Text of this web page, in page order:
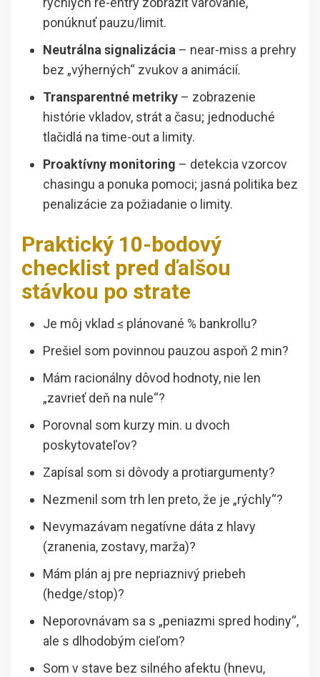
ponúknuť pauzu/limit.
Neutrálna signalizácia – near-miss a prehry
bez „výherných“ zvukov a animácií.
Transparentné metriky – zobrazenie
histórie vkladov, strát a času; jednoduché
tlačidlá na time-out a limity.
Proaktívny monitoring – detekcia vzorcov
chasingu a ponuka pomoci; jasná politika bez
penalizácie za požiadanie o limity.
Praktický 10-bodový
checklist pred ďalšou
stávkou po strate
Je môj vklad ≤ plánované % bankrollu?
Prešiel som povinnou pauzou aspoň 2 min?
Mám racionálny dôvod hodnoty, nie len
„zavrieť deň na nule“?
Porovnal som kurzy min. u dvoch
poskytovateľov?
Zapísal som si dôvody a protiargumenty?
Nezmenil som trh len preto, že je „rýchly“?
Nevymazávam negatívne dáta z hlavy
(zranenia, zostavy, marža)?
Mám plán aj pre nepriaznivý priebeh
(hedge/stop)?
Neporovnávam sa s „peniazmi spred hodiny“,
ale s dlhodobým cieľom?
Som v stave bez silného afektu (hnevu,